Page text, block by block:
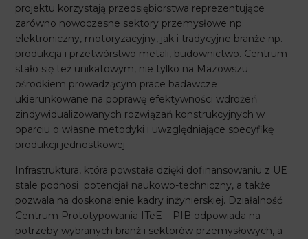
projektu korzystają przedsiębiorstwa reprezentujące
zarówno nowoczesne sektory przemysłowe np.
elektroniczny, motoryzacyjny, jak i tradycyjne branże np.
produkcja i przetwórstwo metali, budownictwo. Centrum
stało się też unikatowym, nie tylko na Mazowszu
ośrodkiem prowadzącym prace badawcze
ukierunkowane na poprawę efektywności wdrożeń
zindywidualizowanych rozwiązań konstrukcyjnych w
oparciu o własne metodyki i uwzględniające specyfikę
produkcji jednostkowej.
Infrastruktura, która powstała dzięki dofinansowaniu z UE
stale podnosi potencjał naukowo-techniczny, a także
pozwala na doskonalenie kadry inżynierskiej. Działalność
Centrum Prototypowania ITeE – PIB odpowiada na
potrzeby wybranych branż i sektorów przemysłowych, a